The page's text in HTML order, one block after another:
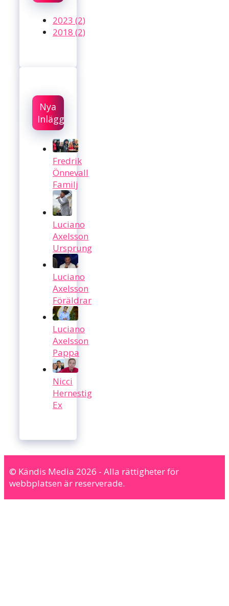
2023 (2)
2018 (2)
Nya
Inlägg
Fredrik
Önnevall
Familj
Luciano
Axelsson
Ursprung
Luciano
Axelsson
Föräldrar
Luciano
Axelsson
Pappa
Nicci
Hernestig
Ex
© Kändis Media 2026 - Alla rättigheter för
webbplatsen är reserverade.